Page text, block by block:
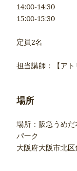
14:00-14:30
15:00-15:30
定員2名
担当講師：【ア
場所
場所：阪急うめ
パーク
大阪府大阪市北